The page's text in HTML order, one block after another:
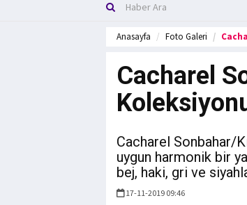
Anasayfa Foto Galeri
Cacharel
Cacharel Sonbahar/
uygun harmonik bir
bej, haki, gri ve
17-11-2019 09:46